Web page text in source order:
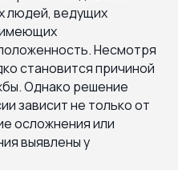
людей, ведущих
имеющих
Несмотря
становится причиной
Однако решение
зависит не только от
осложнения или
выявлены у